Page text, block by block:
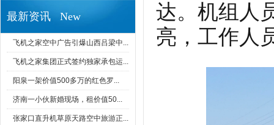
最新资讯 New
飞机之家空中广告引爆山西吕梁中...
飞机之家集团正式签约独家承包运...
阳泉一架价值500多万的红色罗...
济南一小伙新婚现场，租价值50...
张家口直升机草原天路空中旅游正...
达。机组人
亮，工作人